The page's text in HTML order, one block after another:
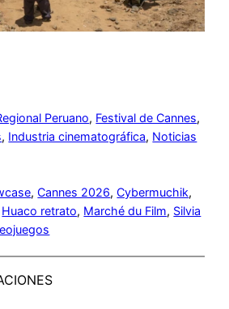
Peruano, Festival de Cannes
, Industria cinematográfica, Noticias
, Cannes 2026, Cybermuchik
Huaco retrato, Marché du Film, Silvia